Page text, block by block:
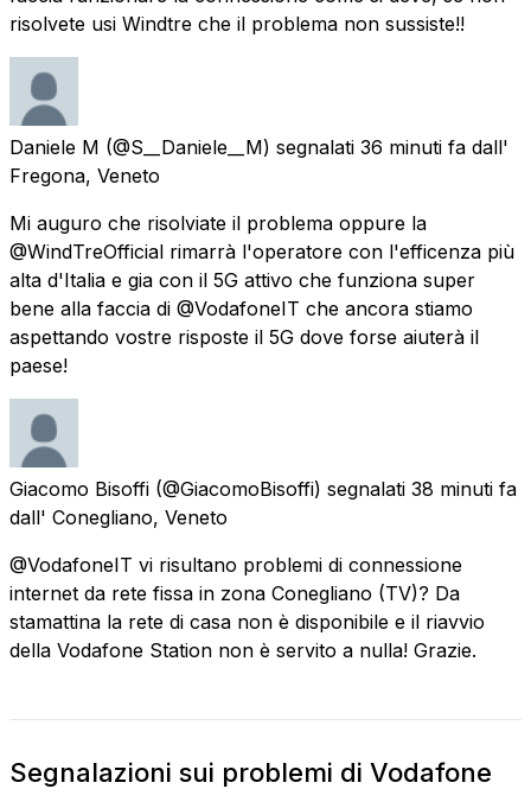
risolvete usi Windtre che il problema non sussiste!!
Daniele M (@S__Daniele__M) segnalati 36 minuti fa dall'
Fregona, Veneto
Mi auguro che risolviate il problema oppure la
@WindTreOfficial rimarrà l'operatore con l'efficenza più
alta d'Italia e gia con il 5G attivo che funziona super
bene alla faccia di @VodafoneIT che ancora stiamo
aspettando vostre risposte il 5G dove forse aiuterà il
paese!
Giacomo Bisoffi (@GiacomoBisoffi) segnalati 38 minuti fa
dall' Conegliano, Veneto
@VodafoneIT vi risultano problemi di connessione
internet da rete fissa in zona Conegliano (TV)? Da
stamattina la rete di casa non è disponibile e il riavvio
della Vodafone Station non è servito a nulla! Grazie.
Segnalazioni sui problemi di Vodafone